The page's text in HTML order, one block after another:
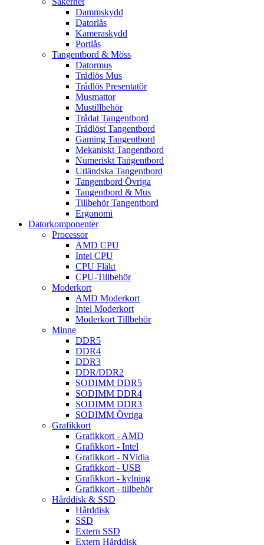
Dammskydd
Datorlås
Kameraskydd
Portlås
Tangentbord & Möss
Datormus
Trådlös Mus
Trådlös Presentatör
Musmattor
Mustillbehör
Trådat Tangentbord
Trådlöst Tangentbord
Gaming Tangentbord
Mekaniskt Tangentbord
Numeriskt Tangentbord
Utländska Tangentbord
Tangentbord Övriga
Tangentbord & Mus
Tillbehör Tangentbord
Ergonomi
Datorkomponenter
Processor
AMD CPU
Intel CPU
CPU Fläkt
CPU-Tillbehör
Moderkort
AMD Moderkort
Intel Moderkort
Moderkort Tillbehör
Minne
DDR5
DDR4
DDR3
DDR/DDR2
SODIMM DDR5
SODIMM DDR4
SODIMM DDR3
SODIMM Övriga
Grafikkort
Grafikkort - AMD
Grafikkort - Intel
Grafikkort - NVidia
Grafikkort - USB
Grafikkort - kylning
Grafikkort - tillbehör
Hårddisk & SSD
Hårddisk
SSD
Extern SSD
Extern Hårddisk